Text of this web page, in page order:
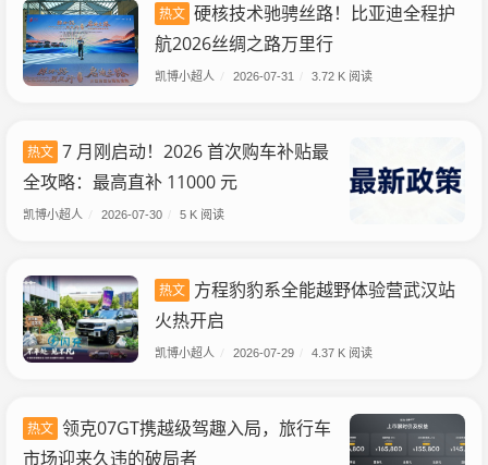
热文 硬核技术驰骋丝路！比亚迪全程护
航2026丝绸之路万里行
凯博小超人 2026-07-31 3.72 K 阅读
热文 7 月刚启动！2026 首次购车补贴最
全攻略：最高直补 11000 元
凯博小超人 2026-07-30 5 K 阅读
热文 方程豹豹系全能越野体验营武汉站
火热开启
凯博小超人 2026-07-29 4.37 K 阅读
热文 领克07GT携越级驾趣入局，旅行车
市场迎来久违的破局者